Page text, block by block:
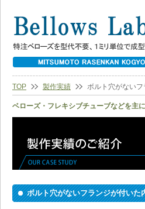
TOP 製作実績 ボルト穴がない
ベローズ・フレキシブチューブなどを主
ボルト穴がないフランジが付いた